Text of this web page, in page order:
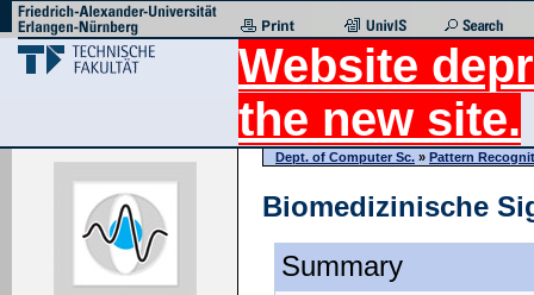
Website
the new site.
Dept. of Computer Sc. » Pattern
Biomedizinische
Summary